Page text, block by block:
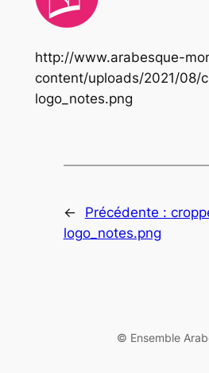
http://www.arabesque-
content/uploads/2021/08/
logo_notes.png
← Précédente :
logo_notes.png
©️ Ensemble